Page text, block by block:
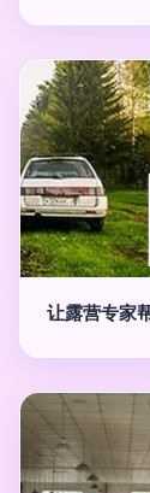
让露营专家